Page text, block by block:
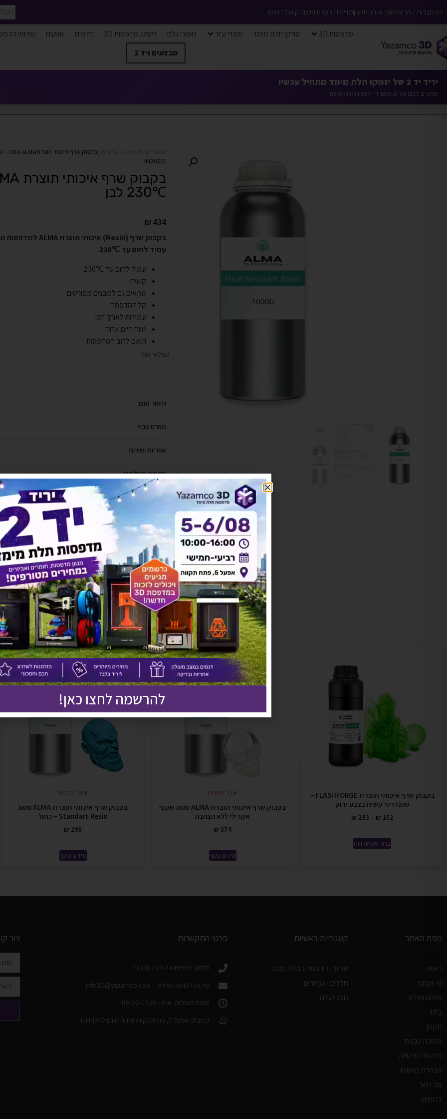
התחברות / הרשמהמי אנחנותקנוןמדיניות הפרטיות צור קשרדרושים
מדפסות 3D סורקי תלת מימד מוצרי עזר חומרי גלם ליסינג מדפסות 3D חלפים שווקים
שירותי
מבצעים ויד 2
יריד יד 2 של יזמקו תלת מימד מתחיל עכשיו
מחכים לכם על גג משרדי יזמקו תלת מימד
/
/ בקבוק שרף איכותי תוצרת ALMA מסוג – עמיד לחום ℃230 לבן
4420521
℃230 לבן
₪ 434
בקבוק שרף (Resin) איכותי תוצרת ALMA למדפסות תלת מימד מסוג DLP,SLA,LCD.
עמיד לחום עד ℃230
עמיד לחום עד ℃230
קשיח
מתאים גם למבנים מפורטים
קל להדפסה
עמידות לאורך זמן
טווח חיים ארוך
תואם לרוב המדפסות
המלאי אזל
תיאור מוצר
מפרט טכני
אחריות ושירות
מדניות משלוחים
להורדת קטלוג לחץ כאן
יש לך שאלה על המוצר?
לחץ כאן ונציגנו יחזרו אליך בהקדם!
אולי יעניין אותך גם
בקבוק שרף איכותי תוצרת FLASHFORGE –
סטנדרטי קשיח בצבע ירוק
₪ 162
–
₪ 293
בחר אפשרויות
אזל זמנית
בקבוק שרף איכותי תוצרת ALMA מסוג שקוף
אקרילי ללא הצהבה
₪ 374
מידע נוסף
אזל זמנית
בקבוק שרף איכותי תוצרת ALMA מסוג
Standart Resin – כחול
₪ 299
מידע נוסף
מפת האתר
ראשי
מי אנחנו
טיפים ומידע
בלוג
תקנון
תמיכה טכנית
מדיניות פרטיות
הצהרת נגישות
צור קשר
דרושים
קטגוריות ראשיות
שירותי הדפסה בתלת מימד
חלקים ואביזרים
חומרי גלם
פרטי התקשרות
טלפון: 09-7449959 | 3730*
שירות לקוחות ומידע – Info3D@yazamco.co.il
שעות פעילות: א-ה - 08:00-17:30
כתובת: אפעל 5, פתח תקווה (חניה חינם ללקוחות)
צור
להרשמה לחצו כאן!